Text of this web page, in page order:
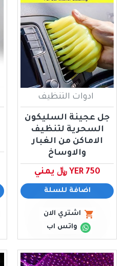
ادوات التنظيف
جل عجينة السليكون
السحرية لتنظيف
الاماكن من الغبار
والاوساخ
YER 750 ﷼ يمني
اضافة للسلة
اشتري الان
واتس اب